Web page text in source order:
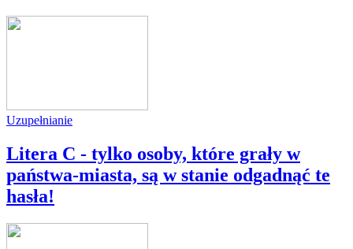
Uzupełnianie
Litera C - tylko osoby, które grały w
państwa-miasta, są w stanie odgadnąć te
hasła!